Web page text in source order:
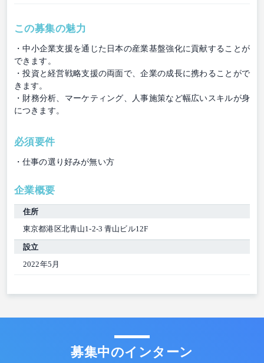
この募集の魅力
・中小企業支援を通じた日本の産業基盤強化に貢献することが
できます。
・投資と経営戦略支援の両面で、企業の成長に携わることがで
きます。
・財務分析、マーケティング、人事施策など幅広いスキルが身
につきます。
必須要件
・仕事の選り好みが無い方
企業概要
住所
東京都港区北青山1-2-3 青山ビル12F
設立
2022年5月
募集中のインターン